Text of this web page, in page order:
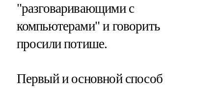
"разговаривающими с
компьютерами" и говорить
просили потише.
Первый и основной способ